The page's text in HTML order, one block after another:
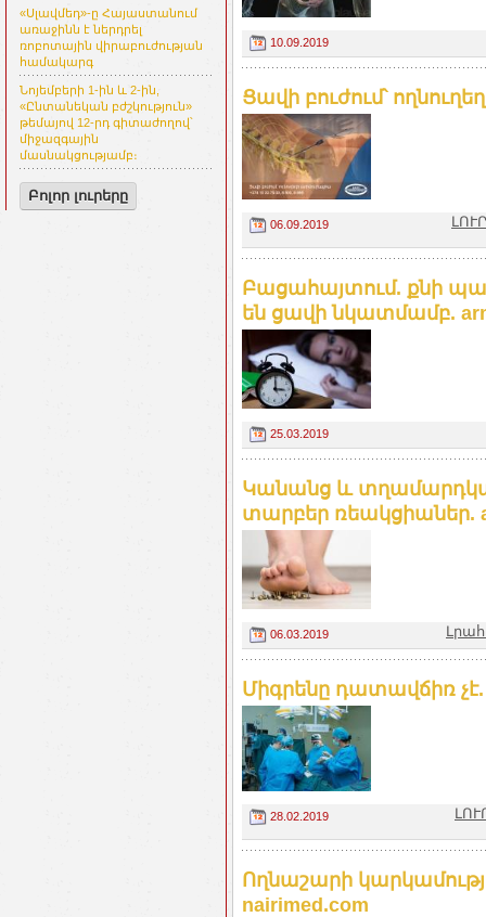
«Սլավմեդ»-ը Հայաստանում
առաջինն է ներդրել
ռոբոտային վիրաբուժության
համակարգ
Նոյեմբերի 1-ին և 2-ին,
«Ընտանեկան բժշկություն»
թեմայով 12-րդ գիտաժողով՝
միջազգային
մասնակցությամբ։
Բոլոր լուրերը
10.09.2019
Ցավի բուժում՝
06.09.2019
Բացահայտում. քնի
են ցավի նկատմամբ.
25.03.2019
Կանանց և
տարբեր ռեակցիաներ.
06.03.2019
Միգրենը դատավճիռ չէ.
28.02.2019
Ողնաշարի
nairimed.com